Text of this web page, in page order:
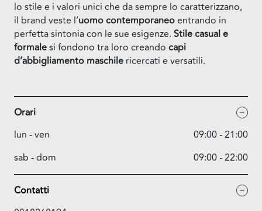
lo stile e i valori unici che da sempre lo caratterizzano,
il brand veste l’uomo contemporaneoentrando in
perfetta sintonia con le sue esigenze. Stile casual e
formalesi fondono tra loro creando capi
d’abbigliamento maschile ricercati e versatili.
Orari
lun - ven
09:00 - 21:00
sab - dom
09:00 - 22:00
Contatti